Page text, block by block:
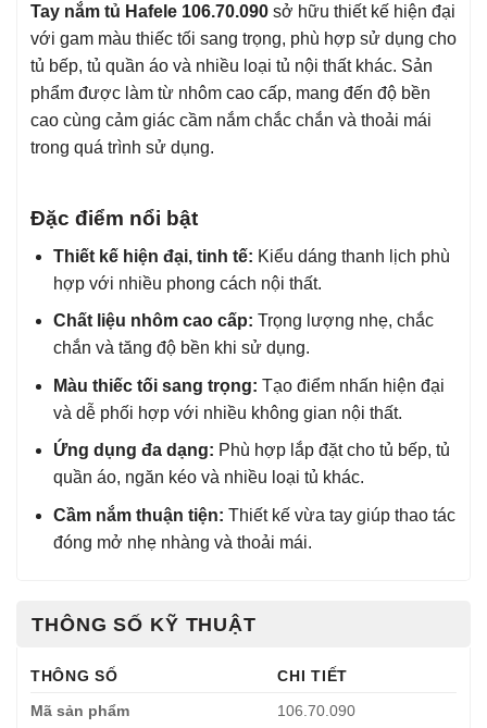
Tay nắm tủ Hafele 106.70.090 sở hữu thiết kế hiện đại
với gam màu thiếc tối sang trọng, phù hợp sử dụng cho
tủ bếp, tủ quần áo và nhiều loại tủ nội thất khác. Sản
phẩm được làm từ nhôm cao cấp, mang đến độ bền
cao cùng cảm giác cầm nắm chắc chắn và thoải mái
trong quá trình sử dụng.
Đặc điểm nổi bật
Thiết kế hiện đại, tinh tế: Kiểu dáng thanh lịch phù
hợp với nhiều phong cách nội thất.
Chất liệu nhôm cao cấp: Trọng lượng nhẹ, chắc
chắn và tăng độ bền khi sử dụng.
Màu thiếc tối sang trọng: Tạo điểm nhấn hiện đại
và dễ phối hợp với nhiều không gian nội thất.
Ứng dụng đa dạng: Phù hợp lắp đặt cho tủ bếp, tủ
quần áo, ngăn kéo và nhiều loại tủ khác.
Cầm nắm thuận tiện: Thiết kế vừa tay giúp thao tác
đóng mở nhẹ nhàng và thoải mái.
THÔNG SỐ KỸ THUẬT
THÔNG SỐ
CHI TIẾT
Mã sản phẩm
106.70.090